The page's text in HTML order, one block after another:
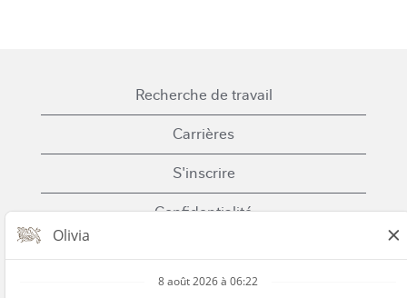
Recherche de travail
Carrières
S'inscrire
Confidentialité
Conditions générales d'utilisation